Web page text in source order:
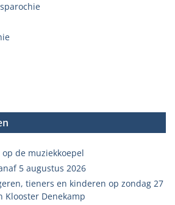
de muziekkoepel
5 augustus 2026
tieners en kinderen op zondag 27
Klooster Denekamp